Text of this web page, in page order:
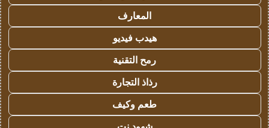
المعارف
هيدب فيديو
رمح التقنية
رذاذ التجارة
طعم وكيف